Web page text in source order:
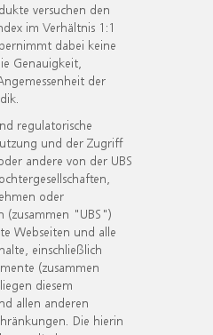
versuchen den
im Verhältnis 1:1
dabei keine
Genauigkeit,
der
regulatorische
und der Zugriff
andere von der UBS
oder
(zusammen "UBS")
Webseiten und alle
einschließlich
(zusammen
diesem
allen anderen
Die hierin